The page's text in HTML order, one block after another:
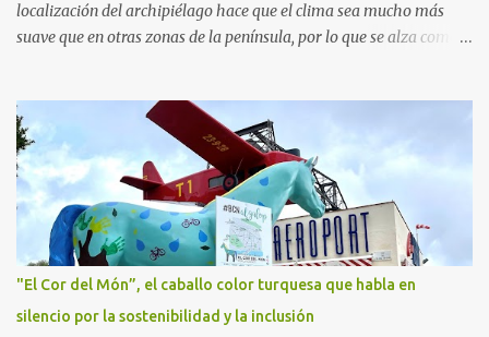
localización del archipiélago hace que el clima sea mucho más
suave que en otras zonas de la península, por lo que se alza como
ejemplo, ofrece un amplio abanico de posibilidades, desde
actividades al aire libre, propuestas lúdicas o deportivas, hasta
propuestas gastronómicas para poder disfrutar al máximo con los
niños y garantizar una experiencia inolvidable. Palma Aquarium
A unos 15 minutos en coche de la capital Balear y a tan sólo 500
metros de la playa, se encuentra el Palma Aquarium, un lugar
donde grandes y pequeños quedarán fascinados con los 8.000
ejemplares de 700 especies distintas procedentes del Mediterráneo
y los océanos Índico, Atlántico y Pacífico. El recorrido por el
"El Cor del Món”, el caballo color turquesa que habla en
silencio por la sostenibilidad y la inclusión